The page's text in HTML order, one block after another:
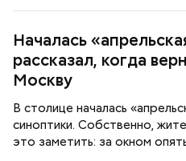
Началась
рассказал, когда
Москву
В столице началась
синоптики. Собственно,
это заметить: за окном